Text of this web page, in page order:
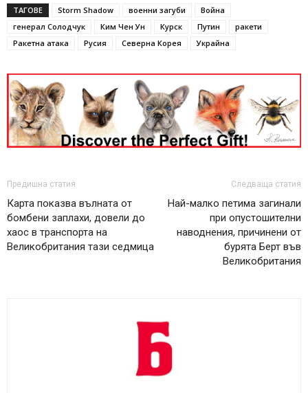
ТАГОВЕ Storm Shadow военни загуби
Война
генерал Солодчук
Ким Чен Ун Курск Путин
ракети
Ракетна атака
Русия Северна Корея Украйна
Предишна статия
Карта показва вълната от
бомбени заплахи, довели до
хаос в транспорта на
Великобритания тази седмица
Следваща статия
Най-малко петима загинали
при опустошителни
наводнения, причинени от
бурята Берт във
Великобритания